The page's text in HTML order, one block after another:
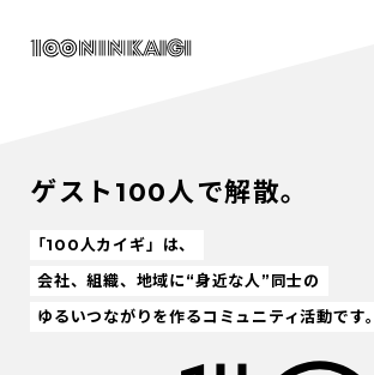
ゲスト100人で解散。
「100人カイギ」は、
会社、組織、地域に“身近な人”同士の
ゆるいつながりを作るコミュニティ活動です。